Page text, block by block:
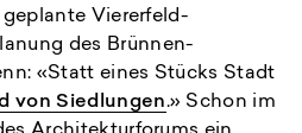
Viererfeld-
des Brünnen-
«Statt eines Stücks Stadt
von Siedlungen.» Schon im